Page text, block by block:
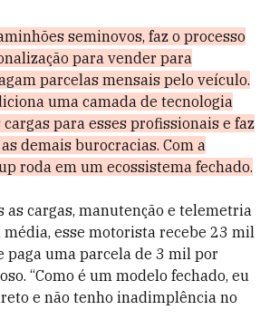
seminovos, faz o processo
para vender para
parcelas mensais pelo veículo.
uma camada de tecnologia
para esses profissionais e faz
demais burocracias. Com a
roda em um ecossistema fechado.
as cargas, manutenção e telemetria
média, esse motorista recebe 23 mil
paga uma parcela de 3 mil por
“Como é um modelo fechado, eu
e não tenho inadimplência no